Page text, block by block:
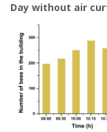
Day without air